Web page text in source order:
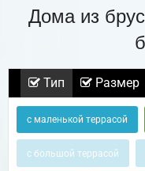
Дома из
Тип Размер
с маленькой террасой
с большой террасой